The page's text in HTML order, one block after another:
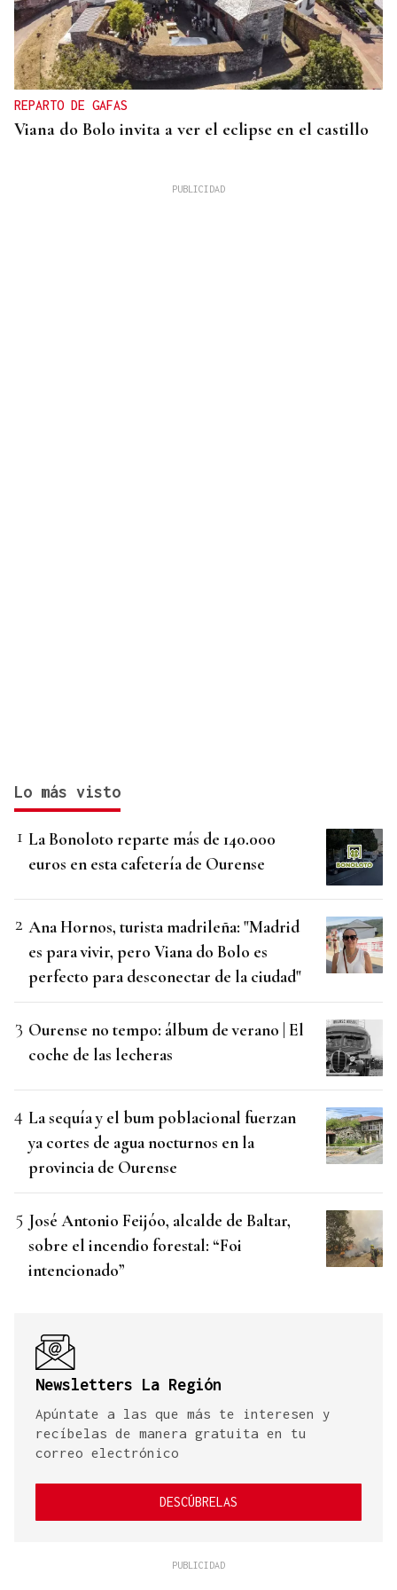
REPARTO DE GAFAS
Viana do Bolo invita a ver el eclipse en el castillo
Lo más visto
La Bonoloto reparte más de 140.000
euros en esta cafetería de Ourense
Ana Hornos, turista madrileña: "Madrid
es para vivir, pero Viana do Bolo es
perfecto para desconectar de la ciudad"
Ourense no tempo: álbum de verano | El
coche de las lecheras
La sequía y el bum poblacional fuerzan
ya cortes de agua nocturnos en la
provincia de Ourense
José Antonio Feijóo, alcalde de Baltar,
sobre el incendio forestal: “Foi
intencionado”
Newsletters La Región
Apúntate a las que más te interesen y
recíbelas de manera gratuita en tu
correo electrónico
DESCÚBRELAS